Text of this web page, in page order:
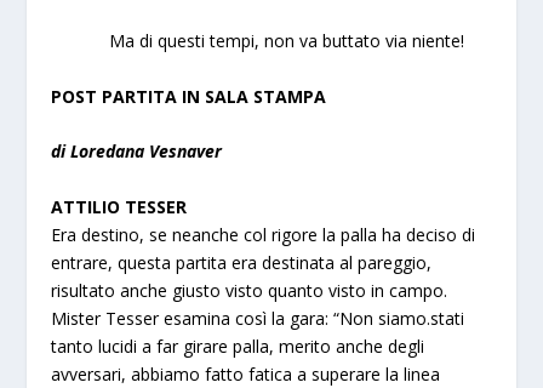
Ma di questi tempi, non va buttato via niente!
POST PARTITA IN SALA STAMPA
di Loredana Vesnaver
ATTILIO TESSER
Era destino, se neanche col rigore la palla ha deciso di
entrare, questa partita era destinata al pareggio,
risultato anche giusto visto quanto visto in campo.
Mister Tesser esamina così la gara: “Non siamo.stati
tanto lucidi a far girare palla, merito anche degli
avversari, abbiamo fatto fatica a superare la linea